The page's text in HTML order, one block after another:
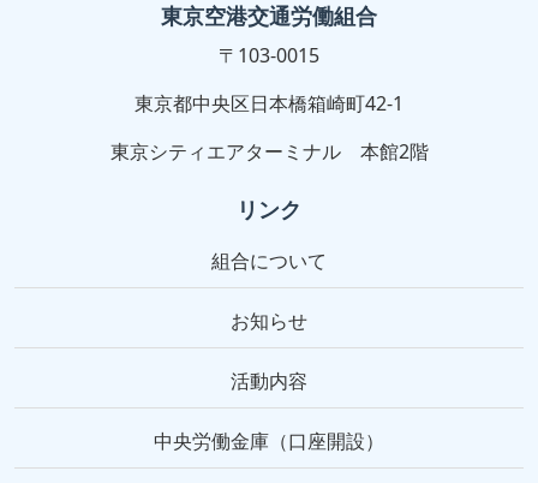
東京空港交通労働組合
〒103-0015
東京都中央区日本橋箱崎町42-1
東京シティエアターミナル 本館2階
リンク
組合について
お知らせ
活動内容
中央労働金庫（口座開設）